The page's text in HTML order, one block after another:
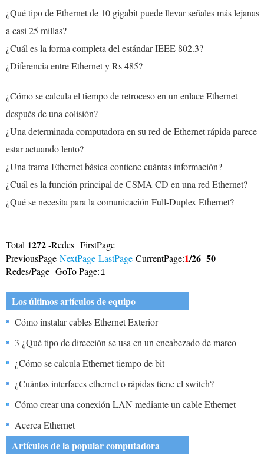
¿Qué tipo de Ethernet de 10 gigabit puede llevar señales más lejanas
a casi 25 millas?
¿Cuál es la forma completa del estándar IEEE 802.3?
¿Diferencia entre Ethernet y Rs 485?
¿Cómo se calcula el tiempo de retroceso en un enlace Ethernet
después de una colisión?
¿Una determinada computadora en su red de Ethernet rápida parece
estar actuando lento?
¿Una trama Ethernet básica contiene cuántas información?
¿Cuál es la función principal de CSMA CD en una red Ethernet?
¿Qué se necesita para la comunicación Full-Duplex Ethernet?
Total 1272-Redes FirstPage
PreviousPage NextPage LastPage CurrentPage:1/26 50-
Redes/Page GoTo Page:
Los últimos artículos de equipo
Cómo instalar cables Ethernet Exterior
3 ¿Qué tipo de dirección se usa en un encabezado de marco
Ethernet?
¿Cómo se calcula Ethernet tiempo de bit
¿Cuántas interfaces ethernet o rápidas tiene el switch?
Cómo crear una conexión LAN mediante un cable Ethernet
Acerca Ethernet
Artículos de la popular computadora